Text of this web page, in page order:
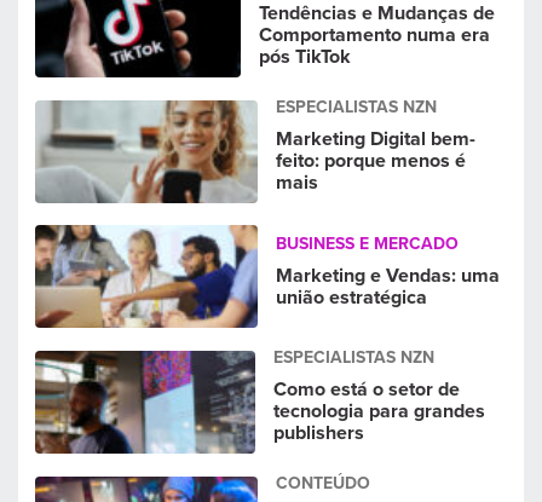
Tendências e Mudanças de
Comportamento numa era
pós TikTok
ESPECIALISTAS NZN
Marketing Digital bem-
feito: porque menos é
mais
BUSINESS E MERCADO
Marketing e Vendas: uma
união estratégica
ESPECIALISTAS NZN
Como está o setor de
tecnologia para grandes
publishers
CONTEÚDO